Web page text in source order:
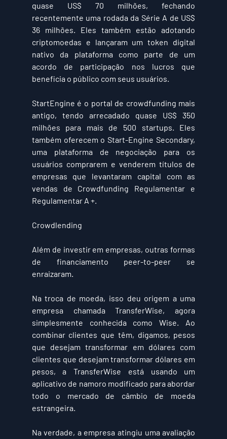
quase US$ 70 milhões, fechando
recentemente uma rodada da Série A de US$
36 milhões. Eles também estão adotando
criptomoedas e lançaram um token digital
nativo da plataforma como parte de um
acordo de participação nos lucros que
beneficia o público com seus usuários.
StartEngine é o portal de crowdfunding mais
antigo, tendo arrecadado quase US$ 350
milhões para mais de 500 startups. Eles
também oferecem o Start-Engine Secondary,
uma plataforma de negociação para os
usuários comprarem e venderem títulos de
empresas que levantaram capital com as
vendas de Crowdfunding Regulamentar e
Regulamentar A +.
Crowdlending
Além de investir em empresas, outras formas
de financiamento peer-to-peer se
enraizaram.
Na troca de moeda, isso deu origem a uma
empresa chamada TransferWise, agora
simplesmente conhecida como Wise. Ao
combinar clientes que têm, digamos, pesos
que desejam transformar em dólares com
clientes que desejam transformar dólares em
pesos, a TransferWise está usando um
aplicativo de namoro modificado para abordar
todo o mercado de câmbio de moeda
estrangeira.
Na verdade, a empresa atingiu uma avaliação